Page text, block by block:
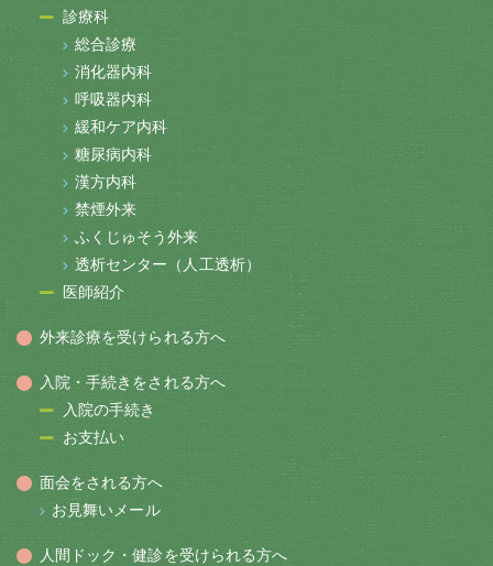
診療科
総合診療
消化器内科
呼吸器内科
緩和ケア内科
糖尿病内科
漢方内科
禁煙外来
ふくじゅそう外来
透析センター（人工透析）
医師紹介
外来診療を受けられる方へ
入院・手続きをされる方へ
入院の手続き
お支払い
面会をされる方へ
お見舞いメール
人間ドック・健診を受けられる方へ